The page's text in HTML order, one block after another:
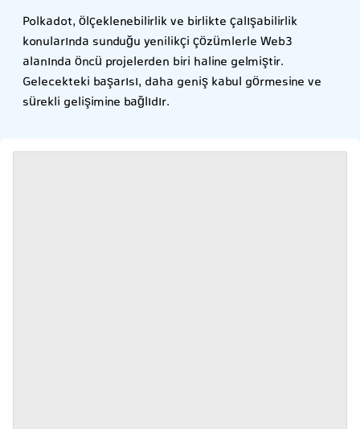
Polkadot, ölçeklenebilirlik ve birlikte çalışabilirlik
konularında sunduğu yenilikçi çözümlerle Web3
alanında öncü projelerden biri haline gelmiştir.
Gelecekteki başarısı, daha geniş kabul görmesine ve
sürekli gelişimine bağlıdır.